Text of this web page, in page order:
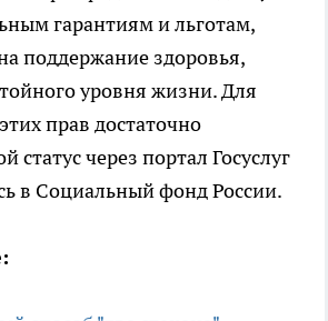
гарантиям и льготам,
поддержание здоровья,
уровня жизни. Для
прав достаточно
статус через портал Госуслуг
в Социальный фонд России.